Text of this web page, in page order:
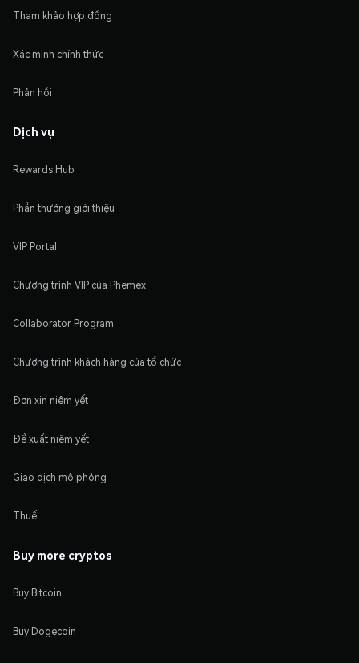
Tham khảo hợp đồng
Xác minh chính thức
Phản hồi
Dịch vụ
Rewards Hub
Phần thưởng giới thiệu
VIP Portal
Chương trình VIP của Phemex
Collaborator Program
Chương trình khách hàng của tổ chức
Đơn xin niêm yết
Đề xuất niêm yết
Giao dịch mô phỏng
Thuế
Buy more cryptos
Buy Bitcoin
Buy Dogecoin